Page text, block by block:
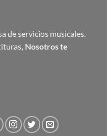
de servicios musicales.
Nosotros te